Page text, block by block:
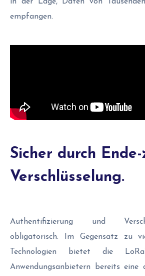
empfangen.
Sicher durch
Verschlüsselung.
Authentifizierung und
obligatorisch. Im Gegensatz zu
Technologien bietet die
Anwendungsanbietern bereits eine